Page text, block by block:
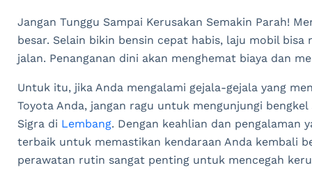
Jangan Tunggu Sampai Kerusakan Semakin Parah!
besar. Selain bikin bensin cepat habis, laju mobil
jalan. Penanganan dini akan menghemat biaya dan
Untuk itu, jika Anda mengalami gejala-gejala yang
Toyota Anda, jangan ragu untuk mengunjungi
Sigra di Lembang. Dengan keahlian dan pengalaman
terbaik untuk memastikan kendaraan Anda kembali
perawatan rutin sangat penting untuk mencegah